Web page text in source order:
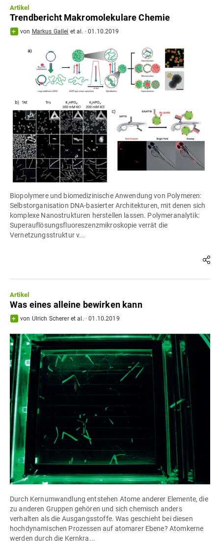
Artikel
Trendbericht Makromolekulare Chemie
von Markus Gallei et al. ·01.10.2019
Biopolymere und biomedizinische Anwendung von Polymeren:
Selbstorganisation DNA-basierter Architekturen, mit denen sich
komplexe Nanostrukturen herstellen lassen. Polymeranalytik:
Superauflösungsfluoreszenzmikroskopie verrät die
Vernetzungsstruktur v...
Artikel
Was eines alleine bewirken kann
von Ulrich Schereret al. ·01.10.2019
Durch Kernumwandlung entstehen Atome anderer Elemente, die
zu anderen Gruppen gehören und sich chemisch anders
verhalten als die Ausgangsstoffe. Was geschieht bei diesen
hochdynamischen Prozessen auf atomarer Ebene? Atomkerne
werden durch die Kernkra...